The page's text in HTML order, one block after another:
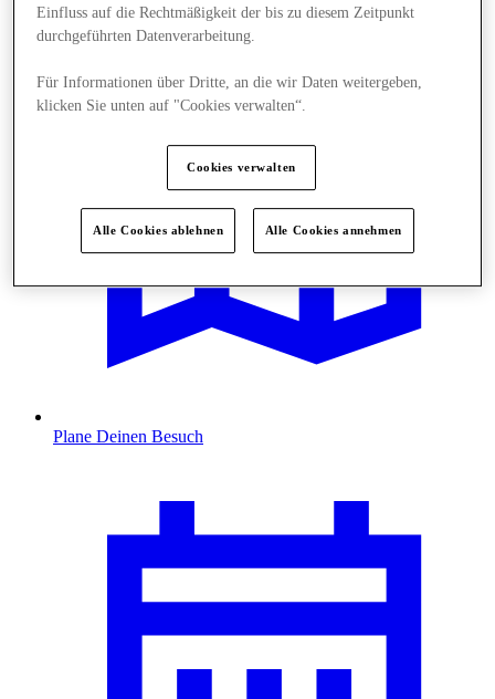
Plane Deinen Besuch
Einfluss auf die Rechtmäßigkeit der bis zu diesem Zeitpunkt
durchgeführten Datenverarbeitung.
Für Informationen über Dritte, an die wir Daten weitergeben,
klicken Sie unten auf "Cookies verwalten“.
Cookies verwalten
Alle Cookies ablehnen Alle Cookies annehmen